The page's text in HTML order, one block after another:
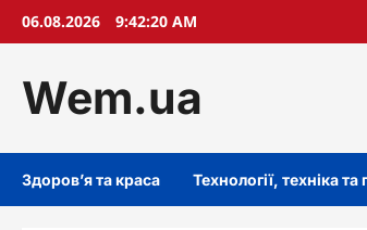
Skip06.08.2026 9:42:21 AM
Wem.ua
Здоров’я та краса Технології, техніка та